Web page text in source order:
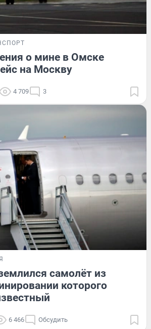
о мине в Омске
на Москву
4 709 3
самолёт из
которого
6 466 Обсудить